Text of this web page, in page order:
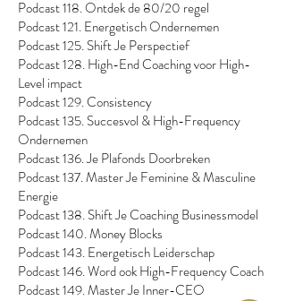
Podcast 118. Ontdek de 80/20 regel
Podcast 121. Energetisch Ondernemen
Podcast 125. Shift Je Perspectief
Podcast 128. High-End Coaching voor High-
Level impact
Podcast 129. Consistency
Podcast 135. Succesvol & High-Frequency
Ondernemen
Podcast 136. Je Plafonds Doorbreken
Podcast 137. Master Je Feminine & Masculine
Energie
Podcast 138. Shift Je Coaching Businessmodel
Podcast 140. Money Blocks
Podcast 143. Energetisch Leiderschap
Podcast 146. Word ook High-Frequency Coach
Podcast 149. Master Je Inner-CEO